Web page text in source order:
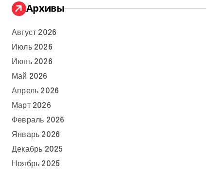
Архивы
Август 2026
Июль 2026
Июнь 2026
Май 2026
Апрель 2026
Март 2026
Февраль 2026
Январь 2026
Декабрь 2025
Ноябрь 2025